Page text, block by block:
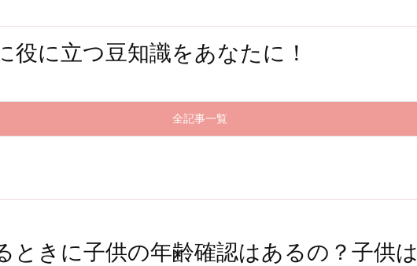
役に立つ豆知識をあなたに！
全記事一覧
ときに子供の年齢確認はあるの？子供は